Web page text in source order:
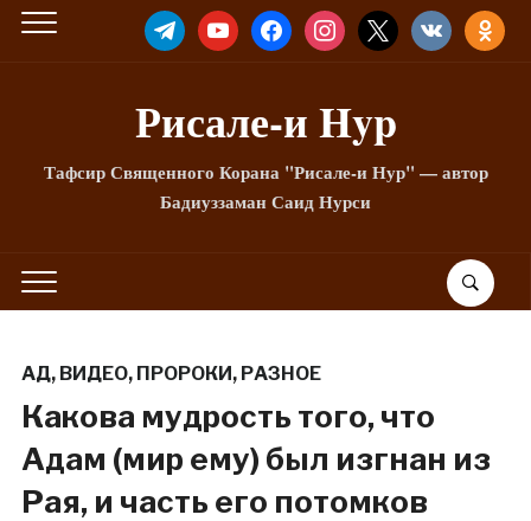
TELEGRAMYOUTUBEFACEBOOKINSTAGRAM
X VKONTAKTE
Рисале-и Hyp
Тафсир Священного Корана "Рисале-и Нур" — автор
Бадиуззаман Саид Нурси
АД, ВИДЕО, ПРОРОКИ, РАЗНОЕ
Какова мудрость того, что
Адам (мир ему) был изгнан из
Рая, и часть его потомков